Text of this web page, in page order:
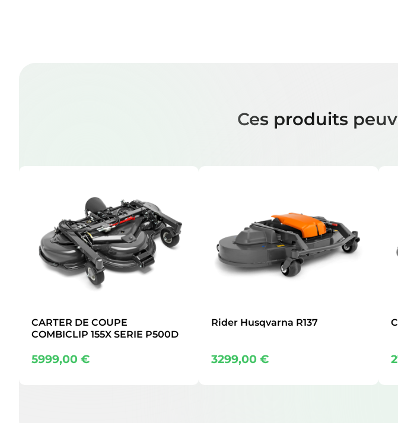
Ces produits
CARTER DE COUPE
COMBICLIP 155X SERIE P500D
5999,00€
Rider Husqvarna R137
3299,00€